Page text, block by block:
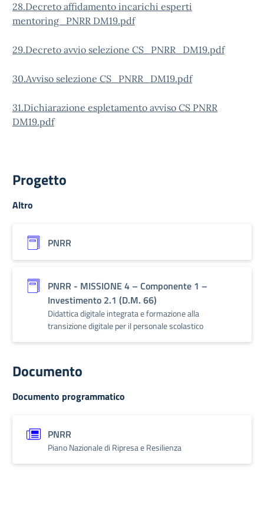
28.Decreto affidamento incarichi esperti
mentoring_PNRR DM19.pdf
29.Decreto avvio selezione CS_PNRR_DM19.pdf
30.Avviso selezione CS_PNRR_DM19.pdf
31.Dichiarazione espletamento avviso CS PNRR
DM19.pdf
Progetto
Altro
PNRR
PNRR - MISSIONE 4 – Componente 1 –
Investimento 2.1 (D.M. 66)
Didattica digitale integrata e formazione alla
transizione digitale per il personale scolastico
Documento
Documento programmatico
PNRR
Piano Nazionale di Ripresa e Resilienza